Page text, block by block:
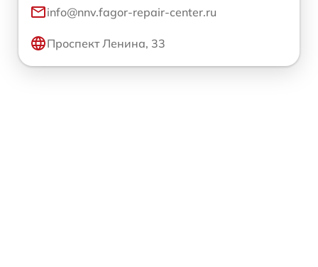
info@nnv.fagor-repair-center.ru
Проспект Ленина, 33